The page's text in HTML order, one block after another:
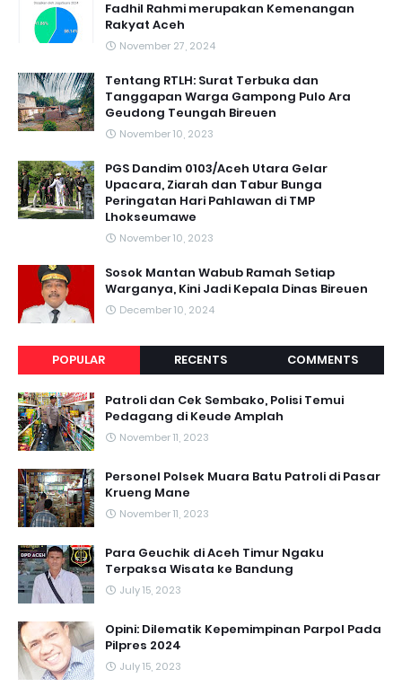
Fadhil Rahmi merupakan Kemenangan
Rakyat Aceh
November 27, 2024
Tentang RTLH: Surat Terbuka dan
Tanggapan Warga Gampong Pulo Ara
Geudong Teungah Bireuen
November 10, 2023
PGS Dandim 0103/Aceh Utara Gelar
Upacara, Ziarah dan Tabur Bunga
Peringatan Hari Pahlawan di TMP
Lhokseumawe
November 10, 2023
Sosok Mantan Wabub Ramah Setiap
Warganya, Kini Jadi Kepala Dinas Bireuen
December 10, 2024
POPULAR RECENTS COMMENTS
Patroli dan Cek Sembako, Polisi Temui
Pedagang di Keude Amplah
November 11, 2023
Personel Polsek Muara Batu Patroli di Pasar
Krueng Mane
November 11, 2023
Para Geuchik di Aceh Timur Ngaku
Terpaksa Wisata ke Bandung
July 15, 2023
Opini: Dilematik Kepemimpinan Parpol Pada
Pilpres 2024
July 15, 2023